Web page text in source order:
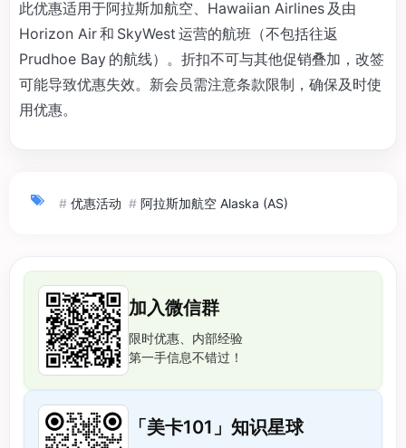
此优惠适用于阿拉斯加航空、Hawaiian Airlines 及由
Horizon Air 和 SkyWest 运营的航班（不包括往返
Prudhoe Bay 的航线）。折扣不可与其他促销叠加，改签
可能导致优惠失效。新会员需注意条款限制，确保及时使
用优惠。
# 优惠活动 # 阿拉斯加航空 Alaska (AS)
加入微信群
限时优惠、内部经验
第一手信息不错过！
「美卡101」知识星球